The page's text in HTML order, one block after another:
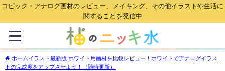
コピック・アナログ画材のレビュー、メイキング、その他イラストや生活に
関することを発信中
ホームイラスト最新版 ホワイト用画材を比較レビュー！ホワイトでアナログイラス
トの完成度をアップさせよう！（随時更新）